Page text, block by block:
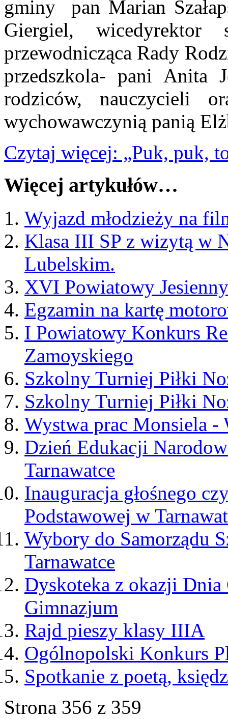
gminy pan Marian
Giergiel, wicedyrektor
przewodnicząca Rady
przedszkola- pani Anita
rodziców, nauczycieli
wychowawczynią panią
Czytaj więcej: „Puk, puk,
Więcej artykułów…
Wyjazd młodzieży na
Klasa III SP z wizytą w
Lubelskim.
XVI Powiatowy
Egzamin na kartę
I Powiatowy Konkurs
Zamoyskiego
Szkolny Turniej Piłki
Szkolny Turniej Piłki
Wystwa prac Monsiela -
Dzień Edukacji
Tarnawatce
Inauguracja głośnego
Podstawowej w
Wybory do Samorządu
Tarnawatce
Dyskoteka z okazji Dnia
Gimnazjum
Rajd pieszy klasy IIIA
Ogólnopolski Konkurs
Spotkanie z poetą,
Strona 356 z 359